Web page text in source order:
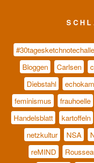
Bloggen
Carlsen
Diebstahl
feminismus
frauhoelle
Handelsblatt
kartoffeln
netzkultur
NSA
reMIND